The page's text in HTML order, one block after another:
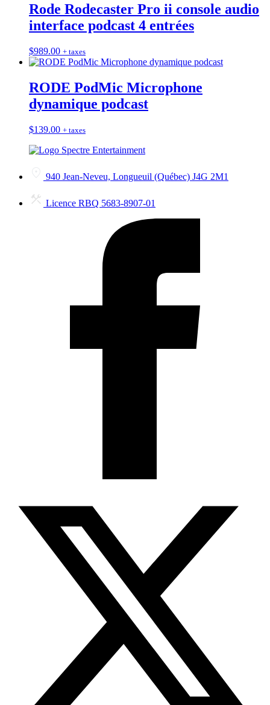
Rode Rodecaster Pro ii console audio
interface podcast 4 entrées
$989.00 + taxes
RODE PodMic Microphone
dynamique podcast
$139.00 + taxes
940 Jean-Neveu, Longueuil (Québec) J4G 2M1
Licence RBQ 5683-8907-01